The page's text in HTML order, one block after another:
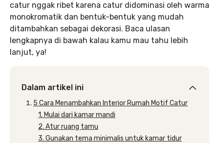
catur nggak ribet karena catur didominasi oleh warma
monokromatik dan bentuk-bentuk yang mudah
ditambahkan sebagai dekorasi. Baca ulasan
lengkapnya di bawah kalau kamu mau tahu lebih
lanjut, ya!
Dalam artikel ini
5 Cara Menambahkan Interior Rumah Motif Catur
1. Mulai dari kamar mandi
2. Atur ruang tamu
3. Gunakan tema minimalis untuk kamar tidur